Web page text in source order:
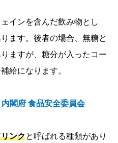
インを含んだ飲み物とし
ます。後者の場合、無糖と
ますが、糖分が入ったコー
給になります。
閣府 食品安全委員会
ンクと呼ばれる種類があり